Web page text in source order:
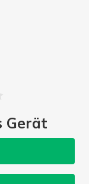
Gerät